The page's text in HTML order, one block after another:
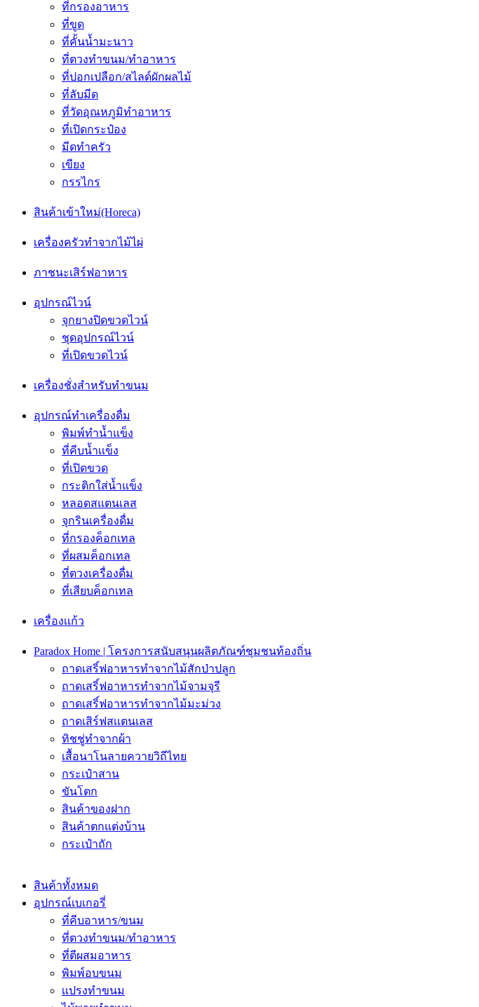
ที่กรองอาหาร
ที่ขูด
ที่คั้นน้ำมะนาว
ที่ตวงทำขนม/ทำอาหาร
ที่ปอกเปลือก/สไลด์ผักผลไม้
ที่ลับมีด
ที่วัดอุณหภูมิทำอาหาร
ที่เปิดกระป๋อง
มีดทำครัว
เขียง
กรรไกร
สินค้าเข้าใหม่(Horeca)
เครื่องครัวทำจากไม้ไผ่
ภาชนะเสิร์ฟอาหาร
อุปกรณ์ไวน์
จุกยางปิดขวดไวน์
ชุดอุปกรณ์ไวน์
ที่เปิดขวดไวน์
เครื่องชั่งสำหรับทำขนม
อุปกรณ์ทำเครื่องดื่ม
พิมพ์ทำน้ำแข็ง
ที่คีบน้ำเเข็ง
ที่เปิดขวด
กระติกใส่น้ำแข็ง
หลอดสแตนเลส
จุกรินเครื่องดื่ม
ที่กรองค็อกเทล
ที่ผสมค็อกเทล
ที่ตวงเครื่องดื่ม
ที่เสียบค็อกเทล
เครื่องเเก้ว
Paradox Home | โครงการสนับสนุนผลิตภัณฑ์ชุมชนท้องถิ่น
ถาดเสริ์ฟอาหารทำจากไม้สักป่าปลูก
ถาดเสริ์ฟอาหารทำจากไม้จามจุรี
ถาดเสริ์ฟอาหารทำจากไม้มะม่วง
ถาดเสิร์ฟสเเตนเลส
ทิชชู่ทำจากผ้า
เสื้อนาโนลายควายวิถีไทย
กระเป๋าสาน
ขันโตก
สินค้าของฝาก
สินค้าตกแต่งบ้าน
กระเป๋าถัก
สินค้าทั้งหมด
อุปกรณ์เบเกอรี่
ที่คีบอาหาร/ขนม
ที่ตวงทำขนม/ทำอาหาร
ที่ตีผสมอาหาร
พิมพ์อบขนม
เเปรงทำขนม